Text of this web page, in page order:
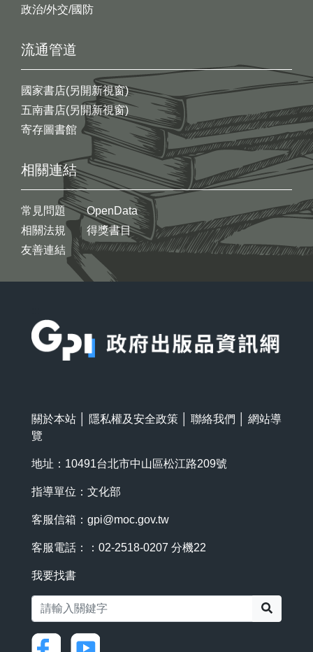
政治/外交/國防
流通管道
國家書店(另開新視窗)
五南書店(另開新視窗)
寄存圖書館
相關連結
常見問題
相關法規
友善連結
OpenData
得獎書目
關於本站 隱私權及安全政策 聯絡我們
網站導
覽
地址：10491台北市中山區松江路209號
指導單位：文化部
客服信箱： gpi@moc.gov.tw
客服電話：：02-2518-0207 分機22
我要找書